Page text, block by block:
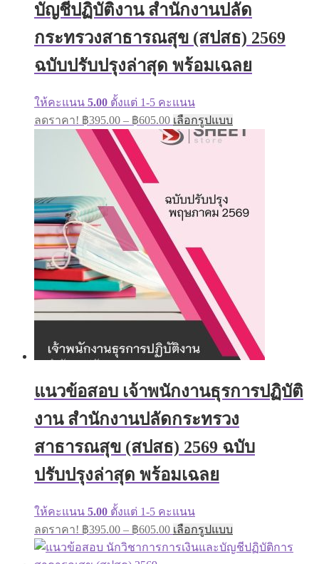
be
chosen
on
the
product
page
บัญชีปฏิบัติงาน สำนักงานปลัด
กระทรวงสาธารณสุข (สปสธ) 2569
ฉบับปรับปรุงล่าสุด พร้อมเฉลย
ให้คะแนน 5.00 ตั้งแต่ 1-5 คะแนน
ลดราคา! ฿395.00 – ฿605.00Price
range:
฿395.00
เลือกรูปแบบ
product
may
be
แนวข้อสอบ เจ้าพนักงานธุรการปฏิบัติ
งาน สำนักงานปลัดกระทรวง
สาธารณสุข (สปสธ) 2569 ฉบับ
ปรับปรุงล่าสุด พร้อมเฉลย
ให้คะแนน 5.00 ตั้งแต่ 1-5 คะแนน
ลดราคา! ฿395.00 – ฿605.00Price
range:
฿395.00
เลือกรูปแบบ
product
has